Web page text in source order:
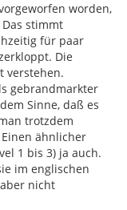
worden,
stimmt
für paar
Die
verstehen.
gebrandmarkter
Sinne, daß es
trotzdem
ähnlicher
1 bis 3) ja auch.
im englischen
nicht